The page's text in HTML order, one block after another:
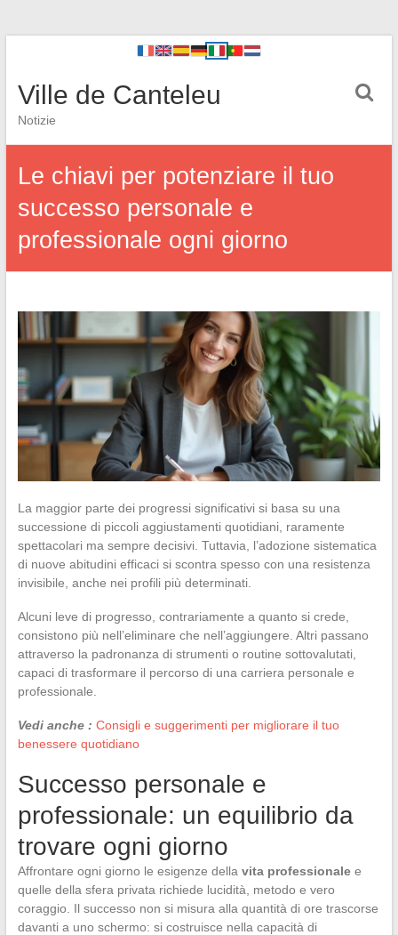
Ville de Canteleu
Notizie
Le chiavi per potenziare il tuo
successo personale e
professionale ogni giorno
La maggior parte dei progressi significativi si basa su una
successione di piccoli aggiustamenti quotidiani, raramente
spettacolari ma sempre decisivi. Tuttavia, l’adozione sistematica
di nuove abitudini efficaci si scontra spesso con una resistenza
invisibile, anche nei profili più determinati.
Alcuni leve di progresso, contrariamente a quanto si crede,
consistono più nell’eliminare che nell’aggiungere. Altri passano
attraverso la padronanza di strumenti o routine sottovalutati,
capaci di trasformare il percorso di una carriera personale e
professionale.
Vedi anche : Consigli e suggerimenti per migliorare il tuo
benessere quotidiano
Successo personale e
professionale: un equilibrio da
trovare ogni giorno
Affrontare ogni giorno le esigenze della vita professionalee
quelle della sfera privata richiede lucidità, metodo e vero
coraggio. Il successo non si misura alla quantità di ore trascorse
davanti a uno schermo: si costruisce nella capacità di